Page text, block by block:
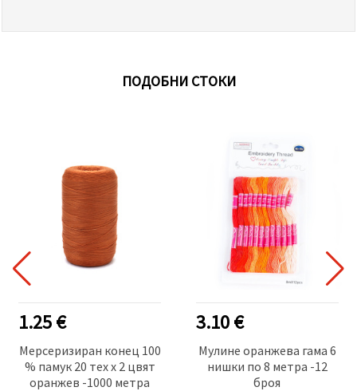
ПОДОБНИ СТОКИ
1.25 €
Мерсеризиран конец 100
% памук 20 тех x 2 цвят
оранжев -1000 метра
3.10 €
Мулине оранжева гама 6
нишки по 8 метра -12
броя